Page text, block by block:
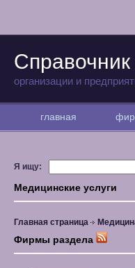
организации и
главная
Я ищу:
Медицинские услуги
Главная страница
Фирмы раздела